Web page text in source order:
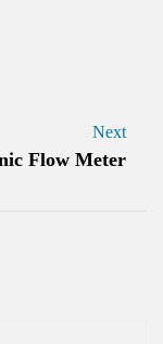
Next
Flow Meter